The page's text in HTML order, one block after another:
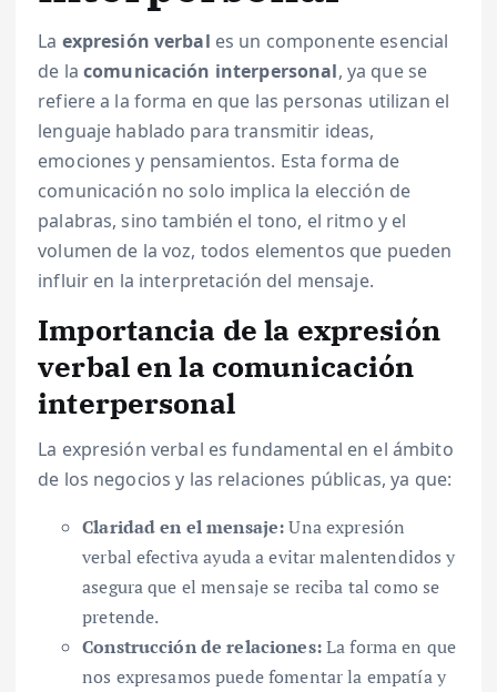
La expresión verbal es un componente esencial
de la comunicación interpersonal, ya que se
refiere a la forma en que las personas utilizan el
lenguaje hablado para transmitir ideas,
emociones y pensamientos. Esta forma de
comunicación no solo implica la elección de
palabras, sino también el tono, el ritmo y el
volumen de la voz, todos elementos que pueden
influir en la interpretación del mensaje.
Importancia de la expresión
verbal en la comunicación
interpersonal
La expresión verbal es fundamental en el ámbito
de los negocios y las relaciones públicas, ya que:
Claridad en el mensaje:Una expresión
verbal efectiva ayuda a evitar malentendidos y
asegura que el mensaje se reciba tal como se
pretende.
Construcción de relaciones:La forma en que
nos expresamos puede fomentar la empatía y